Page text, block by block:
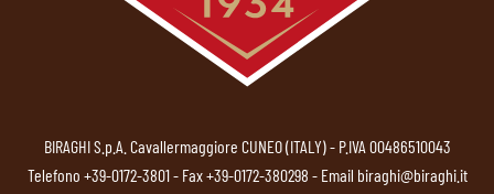
BIRAGHI S.p.A. Cavallermaggiore CUNEO (ITALY) - P.IVA 00486510043
Telefono +39-0172-3801- Fax +39-0172-380298 - Email biraghi@biraghi.it